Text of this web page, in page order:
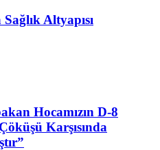
Altyapısı
Hocamızın D-8
Karşısında